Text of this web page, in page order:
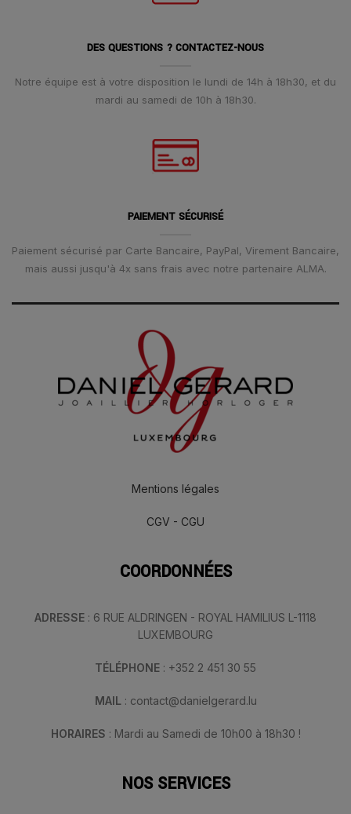
DES QUESTIONS ? CONTACTEZ-NOUS
Notre équipe est à votre disposition le lundi de 14h à 18h30, et du
mardi au samedi de 10h à 18h30.
PAIEMENT SÉCURISÉ
Paiement sécurisé par Carte Bancaire, PayPal, Virement Bancaire,
mais aussi jusqu'à 4x sans frais avec notre partenaire ALMA.
Mentions légales
CGV - CGU
COORDONNÉES
ADRESSE : 6 RUE ALDRINGEN - ROYAL HAMILIUS L-1118
LUXEMBOURG
TÉLÉPHONE : +352 2 451 30 55
MAIL : contact@danielgerard.lu
HORAIRES : Mardi au Samedi de 10h00 à 18h30 !
NOS SERVICES